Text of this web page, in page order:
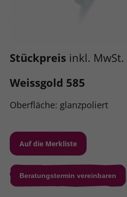
Stückpreis inkl. MwSt.
Weissgold 585
Oberfläche: glanzpoliert
Beratungstermin vereinbaren